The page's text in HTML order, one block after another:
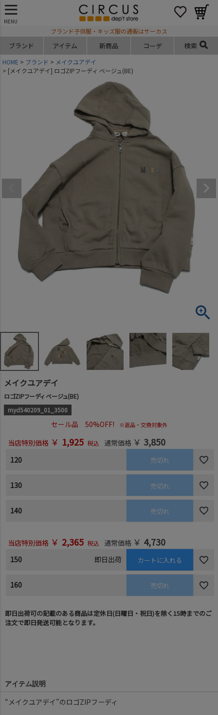
MENU
ブランド子供服・キッズ服の通販はサーカス
ブランド アイテム 新商品 コーデ 検索
HOME ブランド
メイクユアデイ
[メイクユアデイ] ロゴZIPフーディ ベージュ(BE)
メイクユアデイ
ロゴZIPフーディ ベージュ(BE)
myd540209_01_3500
セール品 50%OFF! ※返品・交換対象外
当店特別価格 ￥ 1,925 税込 通常価格 ￥ 3,850
120 売切れ
130 売切れ
140 売切れ
当店特別価格 ￥ 2,365 税込 通常価格 ￥ 4,730
150 即日出荷 カートに入れる
160 売切れ
即日出荷可の記載のある商品は定休日(日曜日・祝日)を除く15時までのご
注文で即日発送可能となります。
アイテム説明
“メイクユアデイ”のロゴZIPフーディ